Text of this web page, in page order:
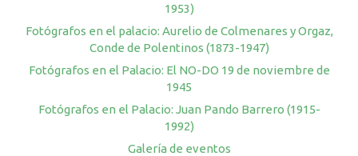
1953)
Fotógrafos en el palacio: Aurelio de Colmenares y Orgaz,
Conde de Polentinos (1873-1947)
Fotógrafos en el Palacio: El NO-DO 19 de noviembre de
1945
Fotógrafos en el Palacio: Juan Pando Barrero (1915-
1992)
Galería de eventos